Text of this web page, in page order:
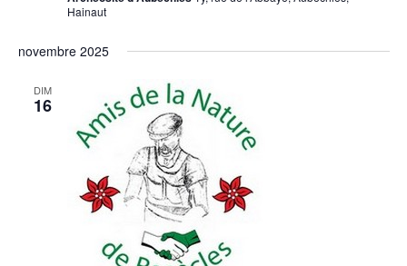
Hainaut
novembre 2025
DIM
16